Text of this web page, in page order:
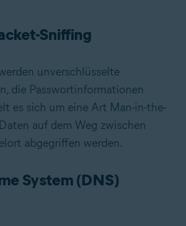
Sniffing
unverschlüsselte
die Passwortinformationen
es sich um eine Art Man-in-the-
auf dem Weg zwischen
abgegriffen werden.
System (DNS)